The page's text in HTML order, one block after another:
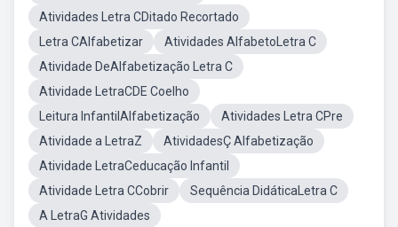
Atividades Letra CDitado Recortado
Letra CAlfabetizar
Atividades AlfabetoLetra C
Atividade DeAlfabetização Letra C
Atividade LetraCDE Coelho
Leitura InfantilAlfabetização
Atividades Letra CPre
Atividade a LetraZ
AtividadesÇ Alfabetização
Atividade LetraCeducação Infantil
Atividade Letra CCobrir
Sequência DidáticaLetra C
A LetraG Atividades